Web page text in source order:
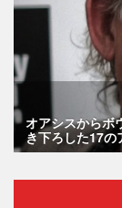
オアシスからボ
き下ろした17の